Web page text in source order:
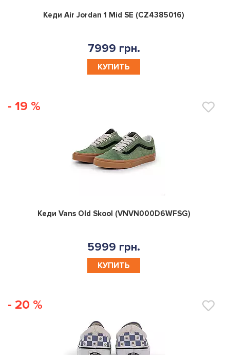
0
Кеди Air Jordan 1 Mid SE (CZ4385016)
7999 грн.
КУПИТЬ
- 19 %
0
Кеди Vans Old Skool (VNVN000D6WFSG)
5999 грн.
КУПИТЬ
- 20 %